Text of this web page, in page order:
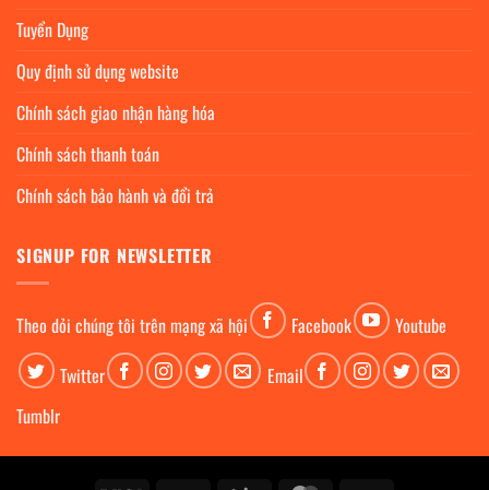
Tuyển Dụng
Quy định sử dụng website
Chính sách giao nhận hàng hóa
Chính sách thanh toán
Chính sách bảo hành và đổi trả
SIGNUP FOR NEWSLETTER
Theo dỏi chúng tôi trên mạng xã hội Facebook
Youtube
Twitter
Email
Tumblr